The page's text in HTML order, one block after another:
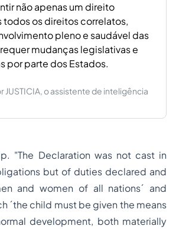
não apenas um direito
os direitos correlatos,
pleno e saudável das
mudanças legislativas e
por parte dos Estados.
JUSTICIA, o assistente de inteligência
"The Declaration was not cast in
but of duties declared and
and women of all nations´ and
´the child must be given the means
development, both materially